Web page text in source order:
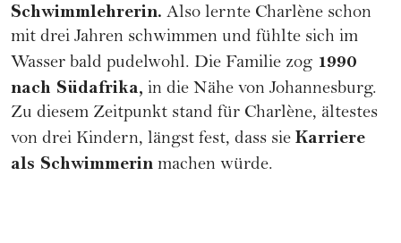
Schwimmlehrerin. Also lernte Charlène schon
mit drei Jahren schwimmen und fühlte sich im
Wasser bald pudelwohl. Die Familie zog 1990
nach Südafrika, in die Nähe von Johannesburg.
Zu diesem Zeitpunkt stand für Charlène, ältestes
von drei Kindern, längst fest, dass sie Karriere
als Schwimmerin machen würde.